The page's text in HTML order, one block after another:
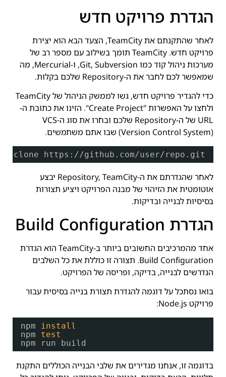
הגדרת פרויקט חדש
לאחר שהתקנתם את TeamCity, הצעד הבא הוא יצירת
פרויקט חדש. TeamCity תומך בשילוב עם מספר רב של
מערכות ניהול קוד כמו Git, Subversion, ו-Mercurial, מה
שמאפשר לכם לחבר את ה-Repository שלכם בקלות.
כדי להגדיר פרויקט חדש, גשו לממשק הניהול של TeamCity
ולחצו על האפשרות "Create Project". הזינו את כתובת ה-
URL של ה-Repository שלכם ובחרו את סוג ה-VCS
(Version Control System) שבו אתם משתמשים.
clone https: //github .com/user/repo .git
לאחר שהגדרתם את ה-Repository, TeamCity יבצע
אוטומטית את הזיהוי של מבנה הפרויקט ויציע תצורות
בסיסיות לבנייה ובדיקות.
הגדרת Build Configuration
אחד מהמרכיבים החשובים ביותר ב-TeamCity הוא הגדרת
Build Configuration. תצורה זו כוללת את כל השלבים
הנדרשים לבנייה, בדיקה, ופריסה של הפרויקט.
בואו נסתכל על דוגמה להגדרת תצורת בנייה בסיסית עבור
פרויקט Node.js:
npm install
npm test
npm run build
בדוגמה זו, אנחנו מגדירים את שלבי הבנייה הכוללים התקנת